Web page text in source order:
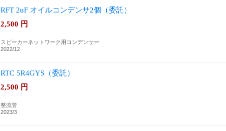
RFT 2uF オイルコンデンサ2個（委託）
2,500 円
スピーカーネットワーク用コンデンサー
2022/12
RTC 5R4GYS（委託）
2,500 円
整流管
2023/3